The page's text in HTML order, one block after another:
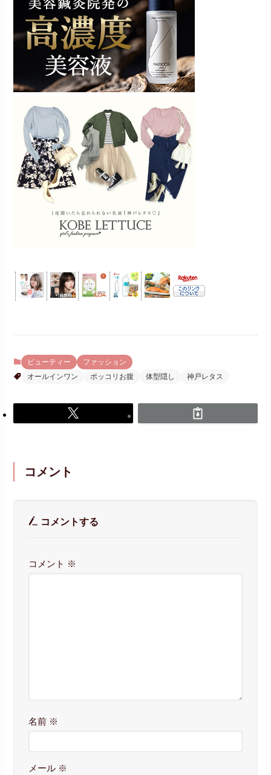
ビューティー
ファッション
オールインワン
ポッコリお腹 体型隠し 神戸レタス
コメント
コメントする
コメント ※
名前 ※
メール ※